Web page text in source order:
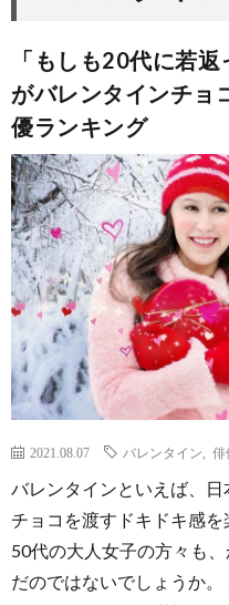
「もしも20代に若
がバレンタインチョ
優ランキング
2021.08.07 バレンタイン 俳
バレンタインといえば、
チョコを渡すドキドキ感を
50代の大人女子の方々も
だのではないでしょうか